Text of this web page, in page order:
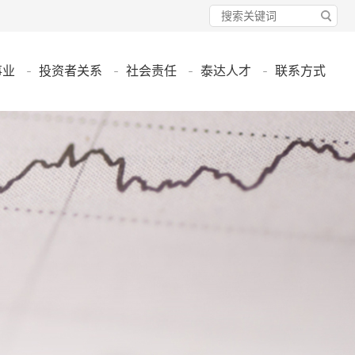
投资者关系 社会责任 泰达人才 联系方式